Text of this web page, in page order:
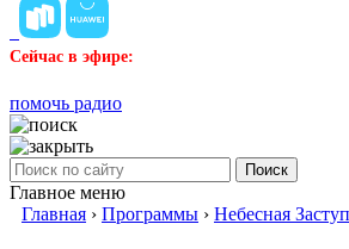
Сейчас в эфире:
помочь радио
Поиск
Главное меню
Главная › Программы › Небесная